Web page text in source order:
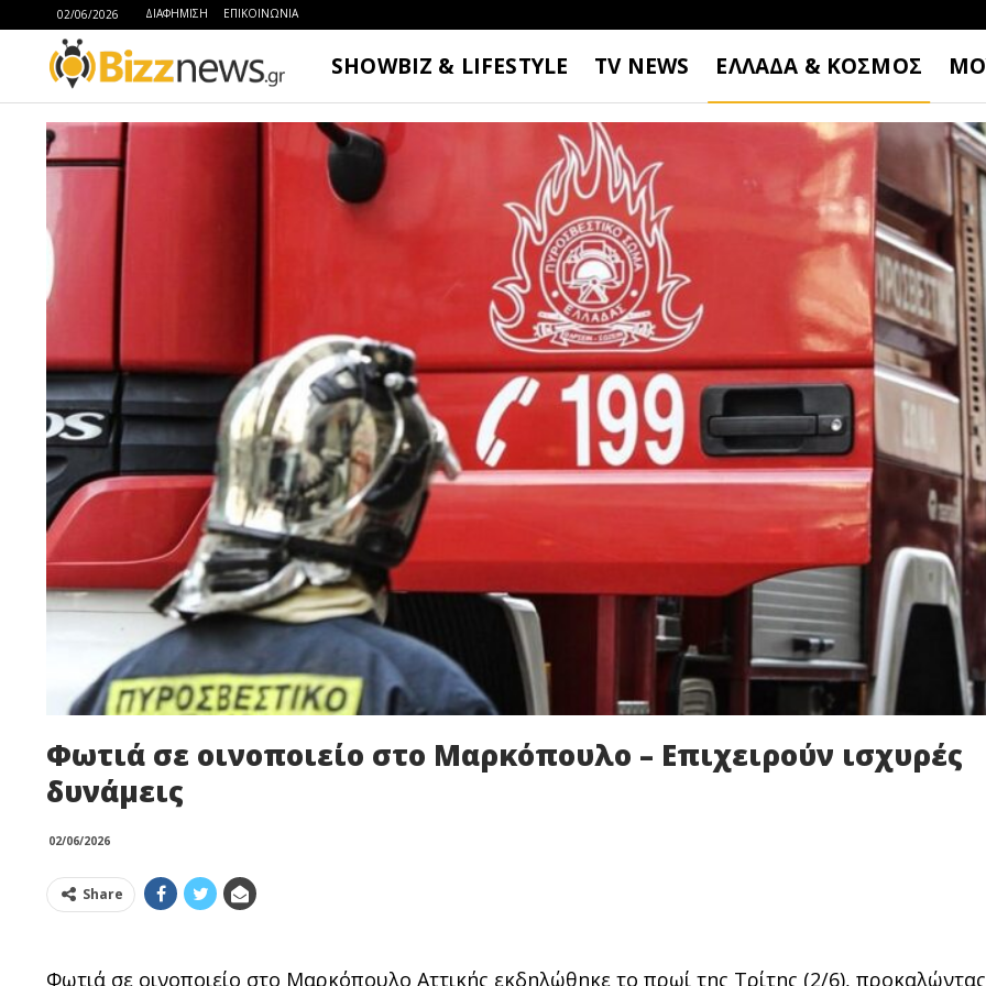
02/06/2026 ΔΙΑΦΗΜΙΣΗ ΕΠΙΚΟΙΝΩΝΙΑ
SHOWBIZ & LIFESTYLE TV NEWS ΕΛΛΑΔΑ & ΚΟΣΜΟΣ
Φωτιά σε οινοποιείο στο Μαρκόπουλο – Επιχειρούν ισχυρές
δυνάμεις
02/06/2026
Share
Φωτιά σε οινοποιείο στο Μαρκόπουλο Αττικής εκδηλώθηκε το πρωί της Τρίτης (2/6),